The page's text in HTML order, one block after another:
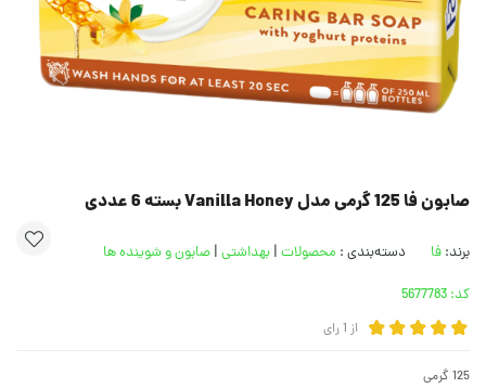
صابون فا 125 گرمی مدل Vanilla Honey بسته 6 عددی
برند: فا دسته‌بندی : محصولات | بهداشتی | صابون و شوینده ها
کد:
از 1رای
125 گرمی